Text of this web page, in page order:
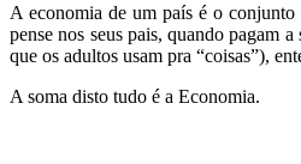
A economia de um país é o
pense nos seus pais, quando pagam
que os adultos usam pra “coisas”),
A soma disto tudo é a Economia.